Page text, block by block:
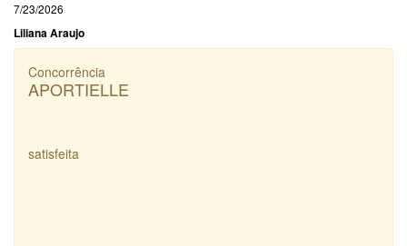
7/23/2026
Liliana Araujo
Concorrência
APORTIELLE
satisfeita